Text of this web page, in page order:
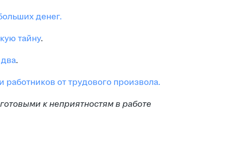
денег.
тайну.
два.
работников от трудового произвола.
к неприятностям в работе